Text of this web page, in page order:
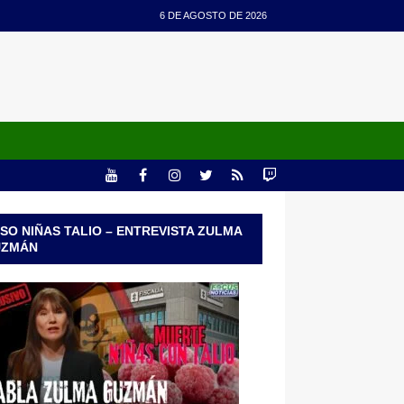
6 DE AGOSTO DE 2026
NIÑAS TALIO – ENTREVISTA ZULMA